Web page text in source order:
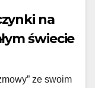
na
świecie
ze swoim